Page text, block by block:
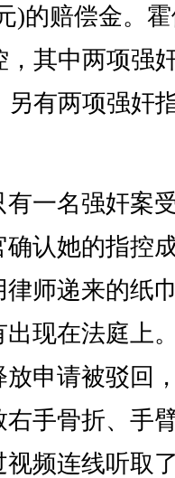
)的赔偿金。
其中两项强
另有两项强奸
一名强奸案
认她的指控
师递来的纸
现在法庭上
申请被驳回
手骨折、手
频连线听取